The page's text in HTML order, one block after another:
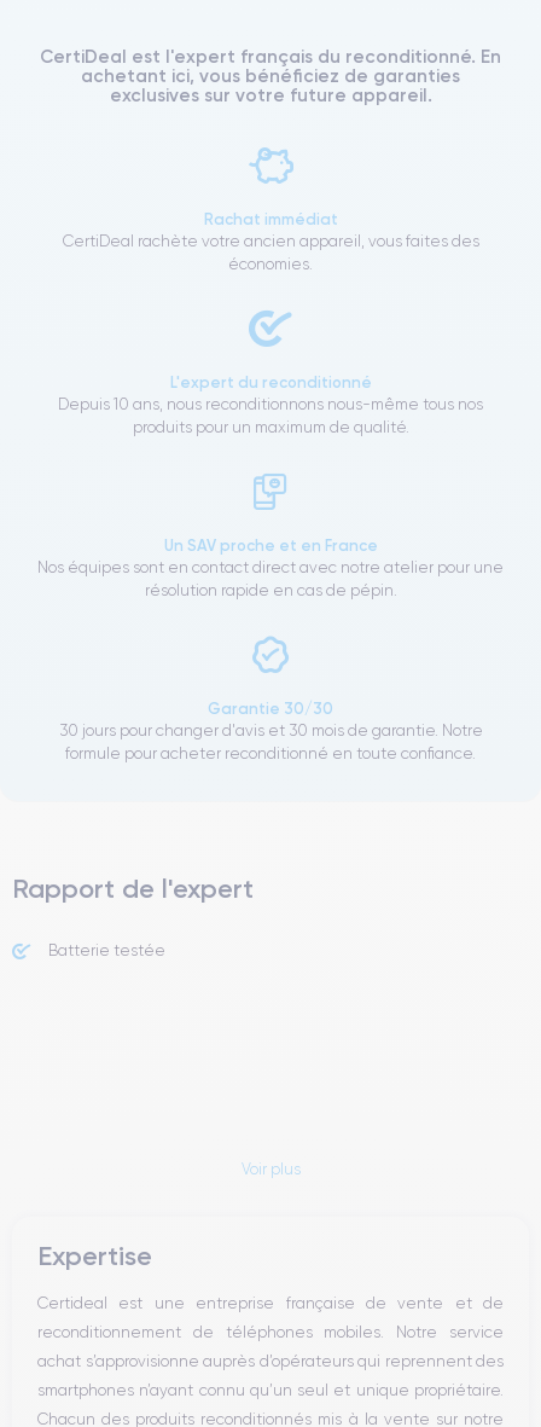
CertiDeal est l'expert français du reconditionné. En
achetant ici, vous bénéficiez de garanties
exclusives sur votre future appareil.
Rachat immédiat
CertiDeal rachète votre ancien appareil, vous faites des
économies.
L'expert du reconditionné
Depuis 10 ans, nous reconditionnons nous-même tous nos
produits pour un maximum de qualité.
Un SAV proche et en France
Nos équipes sont en contact direct avec notre atelier pour une
résolution rapide en cas de pépin.
Garantie 30/30
30 jours pour changer d'avis et 30 mois de garantie. Notre
formule pour acheter reconditionné en toute confiance.
Rapport de l'expert
Batterie testée
Voir plus
Expertise
Certideal est une entreprise française de vente et de
reconditionnement de téléphones mobiles. Notre service
achat s’approvisionne auprès d’opérateurs qui reprennent des
smartphones n’ayant connu qu’un seul et unique propriétaire.
Chacun des produits reconditionnés mis à la vente sur notre